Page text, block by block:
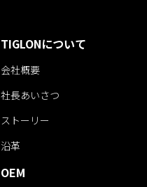
TIGLONについて
会社概要
社長あいさつ
ストーリー
沿革
OEM